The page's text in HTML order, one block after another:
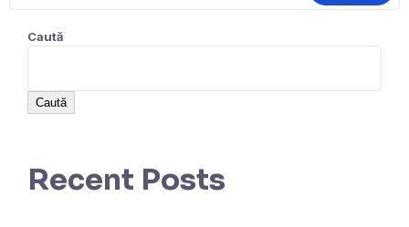
Caută
Caută
Recent Posts